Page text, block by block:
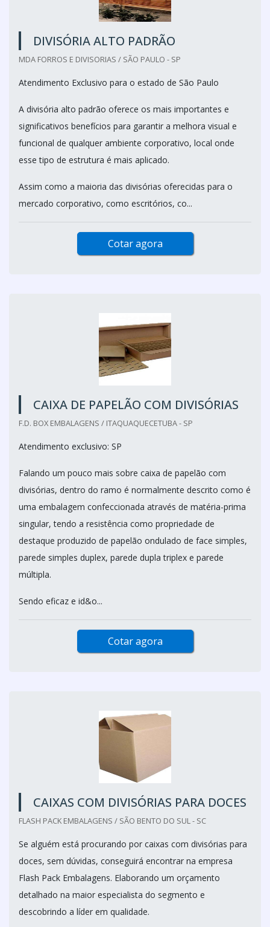
DIVISÓRIA ALTO PADRÃO
MDA FORROS E DIVISORIAS / SÃO PAULO - SP
Atendimento Exclusivo para o estado de São Paulo
A divisória alto padrão oferece os mais importantes e
significativos benefícios para garantir a melhora visual e
funcional de qualquer ambiente corporativo, local onde
esse tipo de estrutura é mais aplicado.
Assim como a maioria das divisórias oferecidas para o
mercado corporativo, como escritórios, co...
Cotar agora
CAIXA DE PAPELÃO COM DIVISÓRIAS
F.D. BOX EMBALAGENS / ITAQUAQUECETUBA - SP
Atendimento exclusivo: SP
Falando um pouco mais sobre caixa de papelão com
divisórias, dentro do ramo é normalmente descrito como é
uma embalagem confeccionada através de matéria-prima
singular, tendo a resistência como propriedade de
destaque produzido de papelão ondulado de face simples,
parede simples duplex, parede dupla triplex e parede
múltipla.
Sendo eficaz e id&o...
Cotar agora
CAIXAS COM DIVISÓRIAS PARA DOCES
FLASH PACK EMBALAGENS / SÃO BENTO DO SUL - SC
Se alguém está procurando por caixas com divisórias para
doces, sem dúvidas, conseguirá encontrar na empresa
Flash Pack Embalagens. Elaborando um orçamento
detalhado na maior especialista do segmento e
descobrindo a líder em qualidade.